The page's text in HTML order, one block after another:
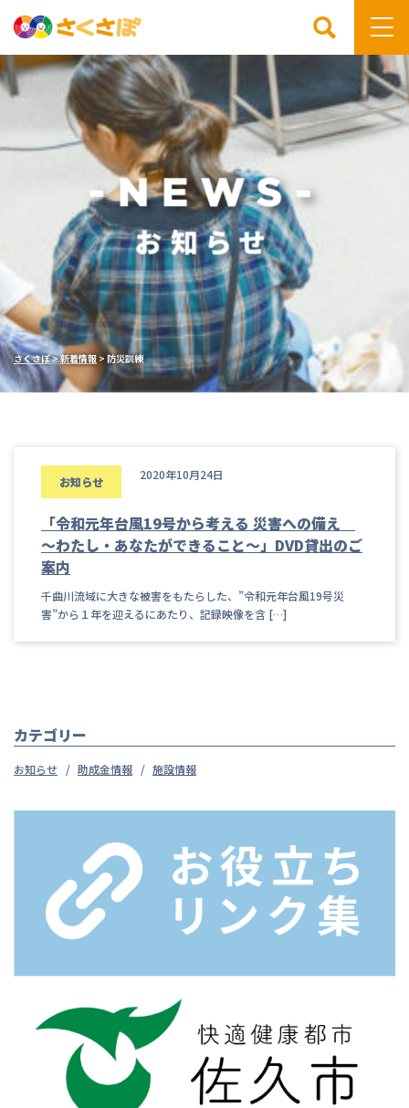
検索
さくさぽ>新着情報> 防災訓練
お知らせ 2020年10月24日
「令和元年台風19号から考える 災害への備え
～わたし・あなたができること～」DVD貸出のご
案内
千曲川流域に大きな被害をもたらした、”令和元年台風19号災
害”から１年を迎えるにあたり、記録映像を含 […]
カテゴリー
お知らせ 助成金情報 施設情報